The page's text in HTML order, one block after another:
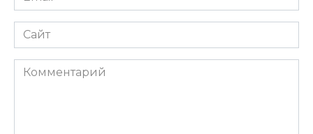
*
Сайт
Комментарий